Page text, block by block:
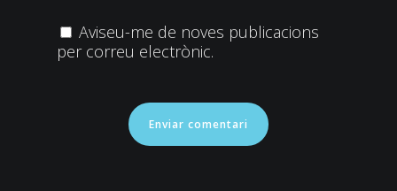
Aviseu-me de noves publicacions
per correu electrònic.